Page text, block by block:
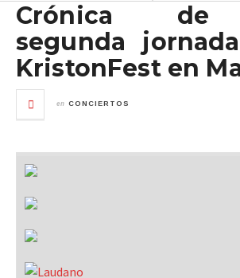
Crónica
segunda
KristonFest en
en CONCIERTOS